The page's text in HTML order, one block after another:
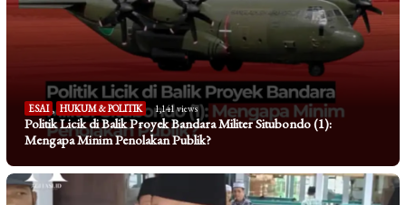
ESAI , HUKUM & POLITIK 1,141 views
Politik Licik di Balik Proyek Bandara Militer Situbondo (1):
Mengapa Minim Penolakan Publik?